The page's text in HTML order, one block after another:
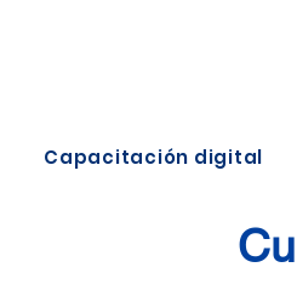
Capacitación digital